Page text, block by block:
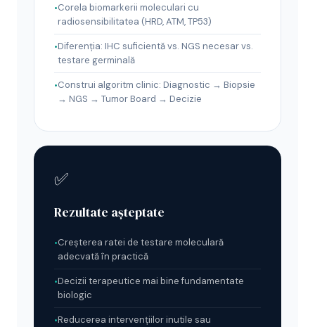
Corela biomarkerii moleculari cu
radiosensibilitatea (HRD, ATM, TP53)
Diferenția: IHC suficientă vs. NGS necesar vs.
testare germinală
Construi algoritm clinic: Diagnostic → Biopsie
→ NGS → Tumor Board → Decizie
✅
Rezultate așteptate
Creșterea ratei de testare moleculară
adecvată în practică
Decizii terapeutice mai bine fundamentate
biologic
Reducerea intervențiilor inutile sau